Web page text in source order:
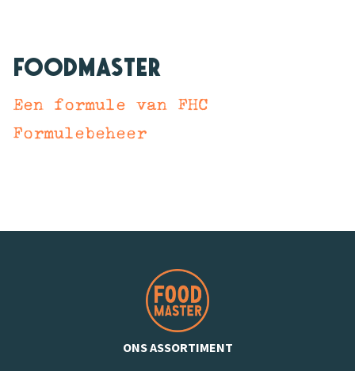
Foodmaster
Een formule van FHC
Formulebeheer
ONS ASSORTIMENT